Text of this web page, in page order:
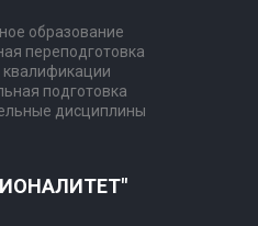
образование
переподготовка
подготовка
дисциплины